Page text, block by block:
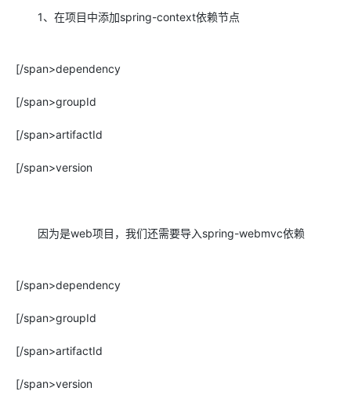
1、在项目中添加spring-context依赖节点
[/span>dependency
[/span>groupId
[/span>artifactId
[/span>version
因为是web项目，我们还需要导入spring-webmvc依赖
[/span>dependency
[/span>groupId
[/span>artifactId
[/span>version